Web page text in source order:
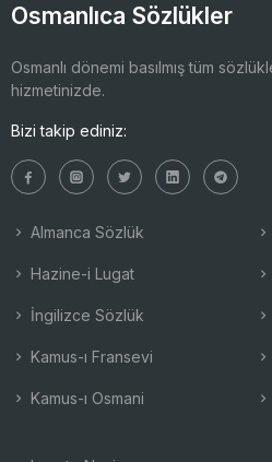
Osmanlıca Sözlükler
Osmanlı dönemi basılmış tüm
hizmetinizde.
Bizi takip ediniz:
Almanca Sözlük
Hazine-i Lugat
İngilizce Sözlük
Kamus-ı Fransevi
Kamus-ı Osmani